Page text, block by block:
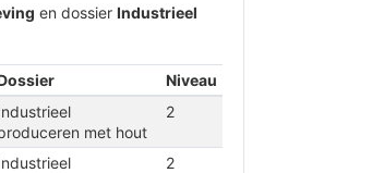
en dossier Industrieel
Niveau
met hout
2
2